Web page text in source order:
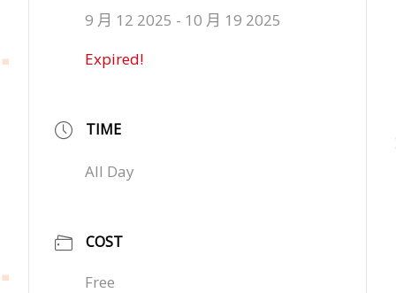
9 月 12 2025 - 10 月 19 2025
Expired!
TIME
All Day
COST
Free